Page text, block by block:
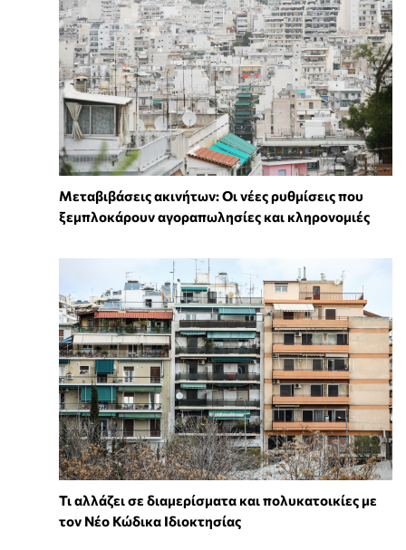
Μεταβιβάσεις ακινήτων: Οι νέες ρυθμίσεις που
ξεμπλοκάρουν αγοραπωλησίες και κληρονομιές
Τι αλλάζει σε διαμερίσματα και πολυκατοικίες με
τον Νέο Κώδικα Ιδιοκτησίας